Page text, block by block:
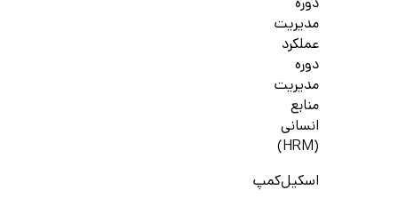
دوره
مدیریت
عملکرد
دوره
مدیریت
منابع
انسانی
(HRM)
اسکیل‌کمپ